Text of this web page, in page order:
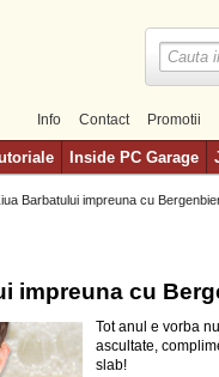
Info Contact Promotii
Inside PC Garage
Barbatului impreuna cu
impreuna cu
Tot anul e vorba
ascultate,
slab!